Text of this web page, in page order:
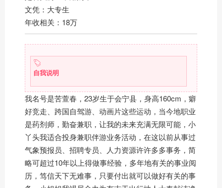
文凭：大专生
年收相关：18万
自我说明
我名号是苦萱春，23岁生于会宁县，身高160cm，癖
好竞走、跨国自驾游、动画片这些运动，当今地职业
是药剂师，勤奋兼职，让我的未来充满无限可能，小
丫头我适合投身兼职伴游业务活动，在这以前从事过
气象预报员、招聘专员、人力资源许许多多事务，简
略可超过10年以上得做事经验，多年地有关的事业阅
历，笃信天下无难事，只要付出就可以做好有关的事